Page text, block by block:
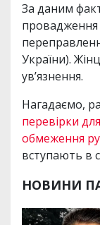
За даним
провадження
України).
ув’язнення.
Нагадаємо,
перевірки
обмеження
вступають в